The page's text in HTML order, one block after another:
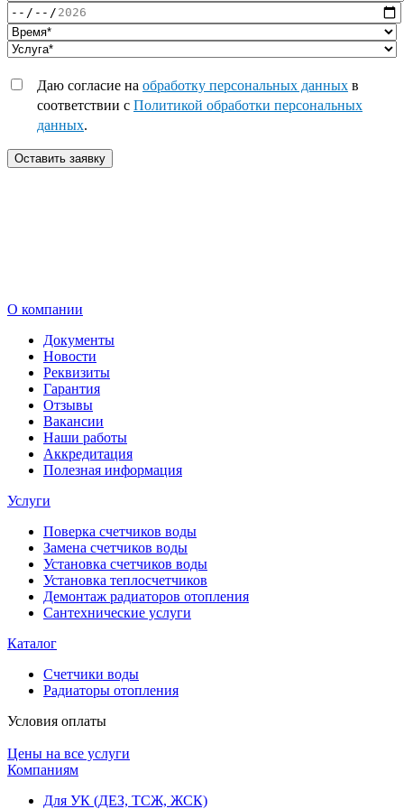
Даю согласие на обработку персональных данных в
соответствии с Политикой обработки персональных
данных.
Оставить заявку
О компании
Документы
Новости
Реквизиты
Гарантия
Отзывы
Вакансии
Наши работы
Аккредитация
Полезная информация
Услуги
Поверка счетчиков воды
Замена счетчиков воды
Установка счетчиков воды
Установка теплосчетчиков
Демонтаж радиаторов отопления
Сантехнические услуги
Каталог
Счетчики воды
Радиаторы отопления
Условия оплаты
Цены на все услуги
Компаниям
Для УК (ДЕЗ, ТСЖ, ЖСК)